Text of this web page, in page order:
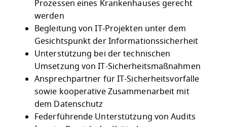
Prozessen eines Krankenhauses gerecht
werden
Begleitung von IT-Projekten unter dem
Gesichtspunkt der Informationssicherheit
Unterstützung bei der technischen
Umsetzung von IT-Sicherheitsmaßnahmen
Ansprechpartner für IT-Sicherheitsvorfälle
sowie kooperative Zusammenarbeit mit
dem Datenschutz
Federführende Unterstützung von Audits